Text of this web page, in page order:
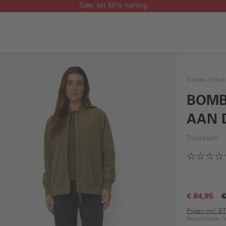
Sale: tot 50% korting
Dames
AAN
Duurzaam
€ 84,95
Prijzen incl.
Beschikbaar,